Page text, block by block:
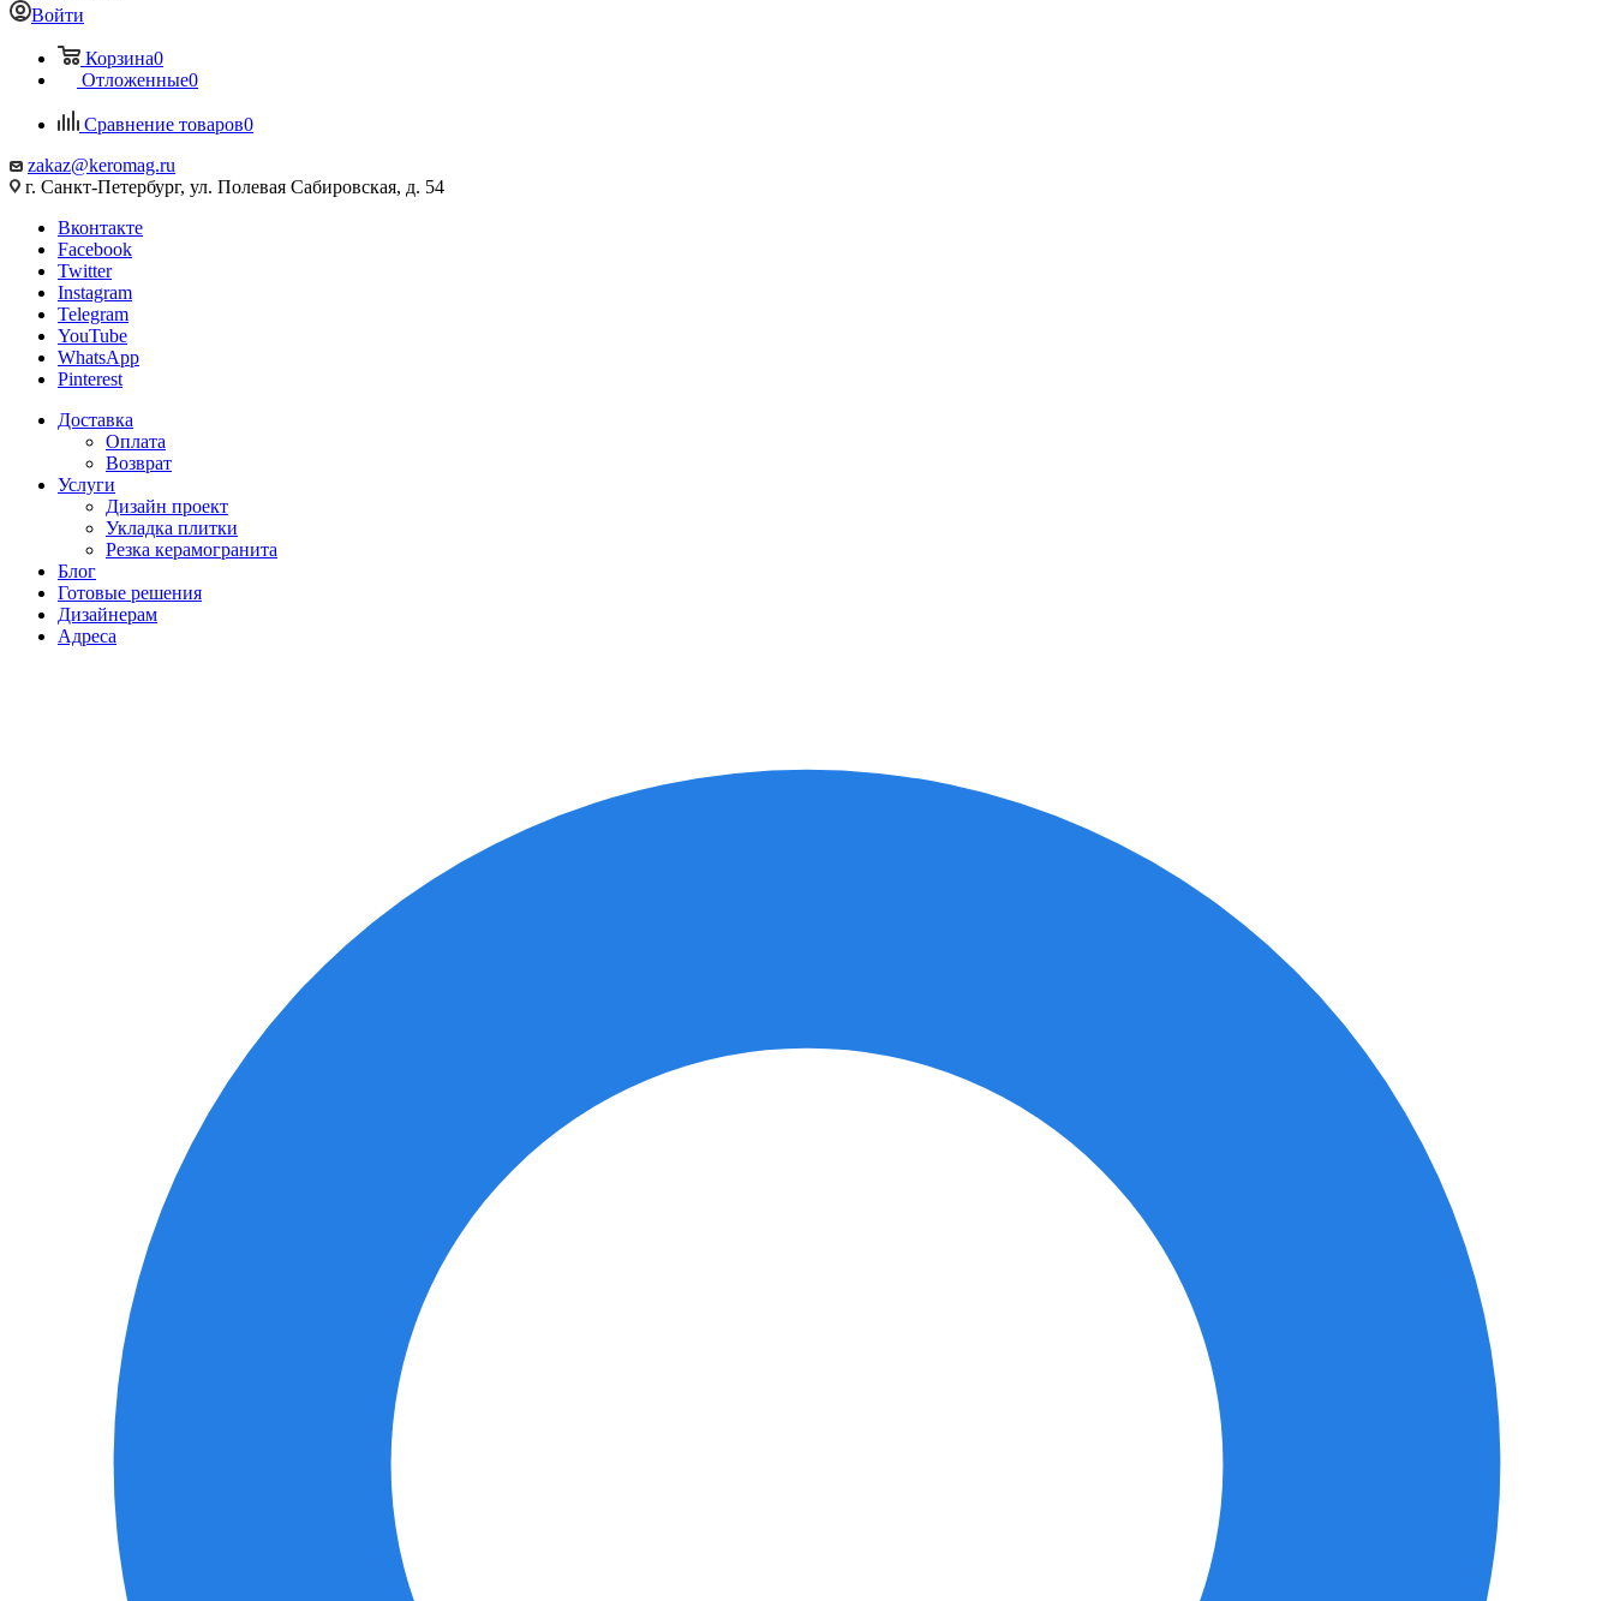
Войти
Корзина0
Отложенные0
Сравнение товаров0
zakaz@keromag.ru
г. Санкт-Петербург, ул. Полевая Сабировская, д. 54
Вконтакте
Facebook
Twitter
Instagram
Telegram
YouTube
WhatsApp
Pinterest
Доставка
Оплата
Возврат
Услуги
Дизайн проект
Укладка плитки
Резка керамогранита
Блог
Готовые решения
Дизайнерам
Адреса